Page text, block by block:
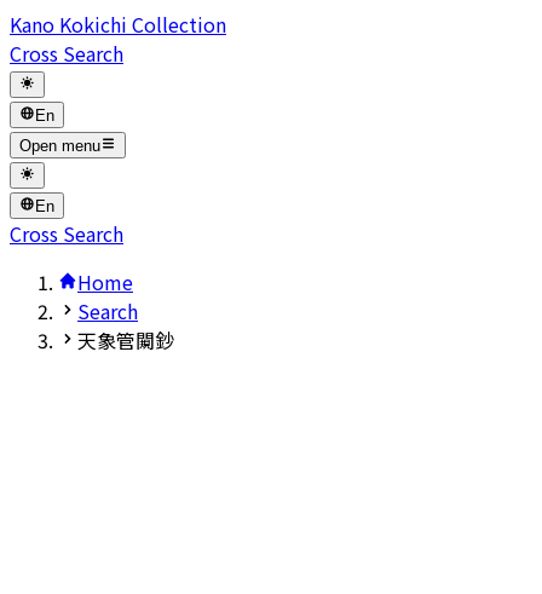
Kano Kokichi Collection
Cross Search
En
Open menu
En
Cross Search
Home
Search
天象管闚鈔